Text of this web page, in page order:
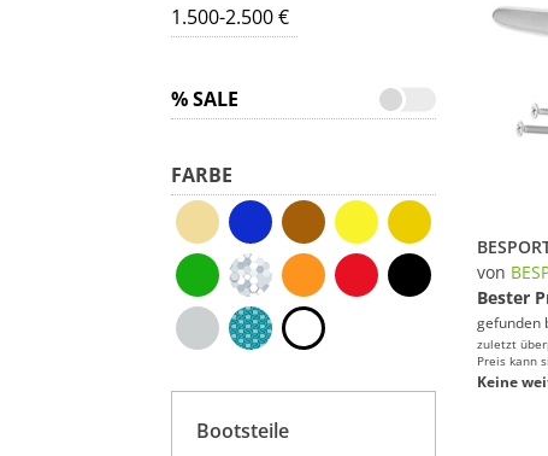
1.500-2.500 €
% SALE
FARBE
Bootsteile
von
Bester
gefunden
zuletzt
Preis kann
Keine